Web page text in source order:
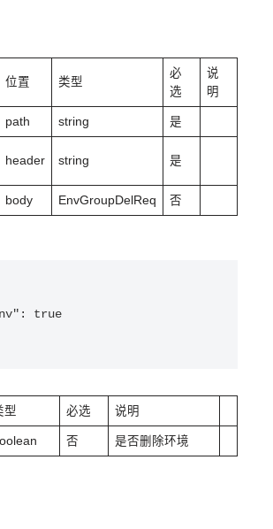
位置 类型
必
选
说
明
path string 是
header string 是
body EnvGroupDelReq 否
型 必选 说明
否 是否删除环境